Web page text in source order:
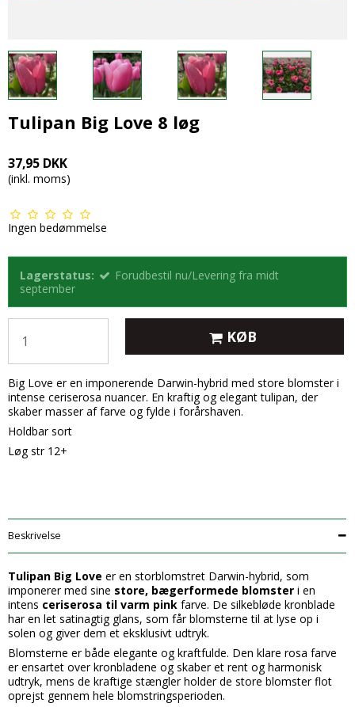
Tulipan Big Love 8 løg
37,95 DKK
(inkl. moms)
Ingen bedømmelse
Lagerstatus:
Forudbestil nu/Levering fra midt
september
KØB
Big Love er en imponerende Darwin-hybrid med store blomster i
intense ceriserosa nuancer. En kraftig og elegant tulipan, der
skaber masser af farve og fylde i forårshaven.
Holdbar sort
Løg str 12+
Beskrivelse
Tulipan Big Love er en storblomstret Darwin-hybrid, som
imponerer med sine store, bægerformede blomster i en
intens ceriserosa til varm pink farve. De silkebløde kronblade
har en let satinagtig glans, som får blomsterne til at lyse op i
solen og giver dem et eksklusivt udtryk.
Blomsterne er både elegante og kraftfulde. Den klare rosa farve
er ensartet over kronbladene og skaber et rent og harmonisk
udtryk, mens de kraftige stængler holder de store blomster flot
oprejst gennem hele blomstringsperioden.